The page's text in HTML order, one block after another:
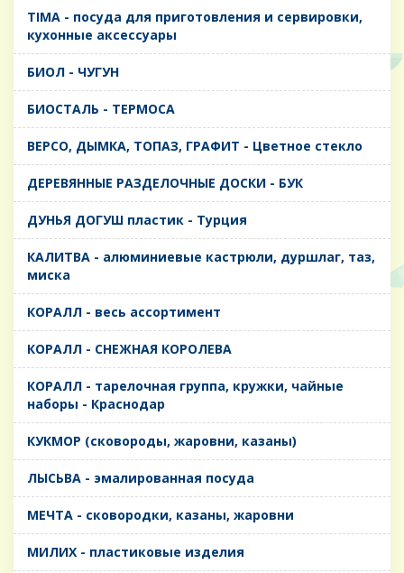
TIMA - посуда для приготовления и сервировки,
кухонные аксессуары
БИОЛ - ЧУГУН
БИОСТАЛЬ - ТЕРМОСА
ВЕРСО, ДЫМКА, ТОПАЗ, ГРАФИТ - Цветное стекло
ДЕРЕВЯННЫЕ РАЗДЕЛОЧНЫЕ ДОСКИ - БУК
ДУНЬЯ ДОГУШ пластик - Турция
КАЛИТВА - алюминиевые кастрюли, дуршлаг, таз,
миска
КОРАЛЛ - весь ассортимент
КОРАЛЛ - СНЕЖНАЯ КОРОЛЕВА
КОРАЛЛ - тарелочная группа, кружки, чайные
наборы - Краснодар
КУКМОР (сковороды, жаровни, казаны)
ЛЫСЬВА - эмалированная посуда
МЕЧТА - сковородки, казаны, жаровни
МИЛИХ - пластиковые изделия